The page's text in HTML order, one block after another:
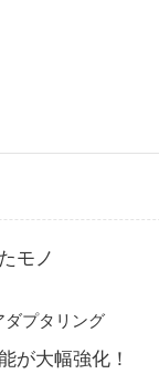
モノ
プタリング
が大幅強化！